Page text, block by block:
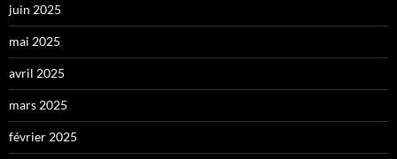
juin 2025
mai 2025
avril 2025
mars 2025
février 2025